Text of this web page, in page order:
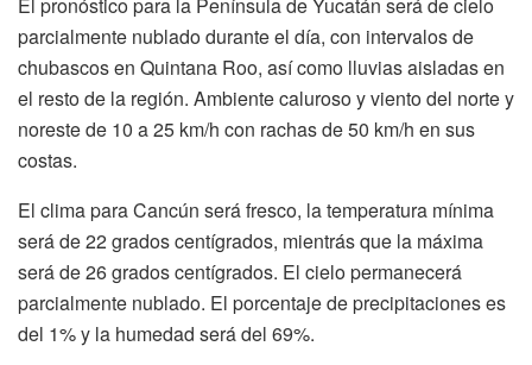
parcialmente nublado durante el día, con intervalos de
chubascos en Quintana Roo, así como lluvias aisladas en
el resto de la región. Ambiente caluroso y viento del norte y
noreste de 10 a 25 km/h con rachas de 50 km/h en sus
costas.
El clima para Cancún será fresco, la temperatura mínima
será de 22 grados centígrados, mientrás que la máxima
será de 26 grados centígrados. El cielo permanecerá
parcialmente nublado. El porcentaje de precipitaciones es
del 1% y la humedad será del 69%.